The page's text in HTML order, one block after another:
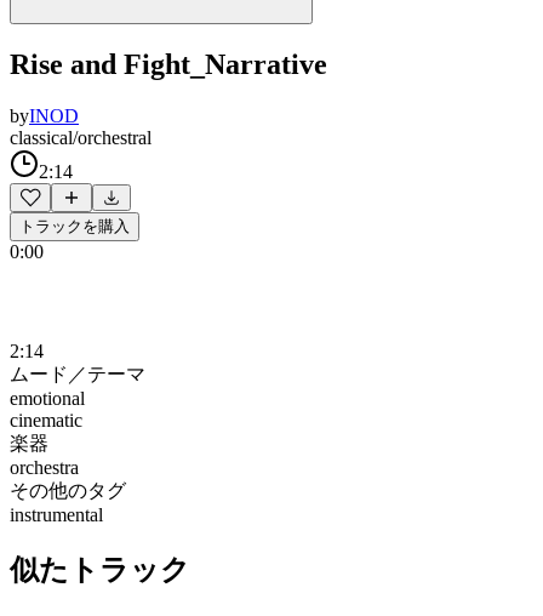
Rise and Fight_Narrative
byINOD
classical/orchestral
2:14
トラックを購入
0:00
2:14
ムード／テーマ
emotional
cinematic
楽器
orchestra
その他のタグ
instrumental
似たトラック